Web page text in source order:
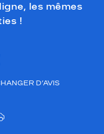
les mêmes
!
D’AVIS